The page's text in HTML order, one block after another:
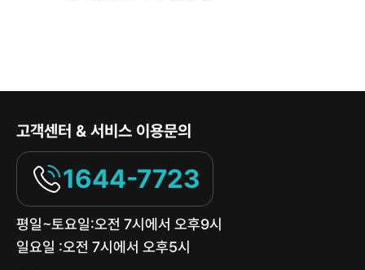
고객센터 & 서비스 이용문의
1644-7723
평일~토요일:오전 7시에서 오후9시
일요일 :오전 7시에서 오후5시